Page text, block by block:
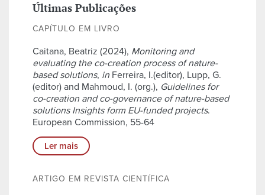
Últimas Publicações
CAPÍTULO EM LIVRO
Caitana, Beatriz (2024), Monitoring and
evaluating the co-creation process of nature-
based solutions, in Ferreira, I.(editor), Lupp, G.
(editor) and Mahmoud, I. (org.), Guidelines for
co-creation and co-governance of nature-based
solutions Insights form EU-funded projects.
European Commission, 55-64
Ler mais
ARTIGO EM REVISTA CIENTÍFICA